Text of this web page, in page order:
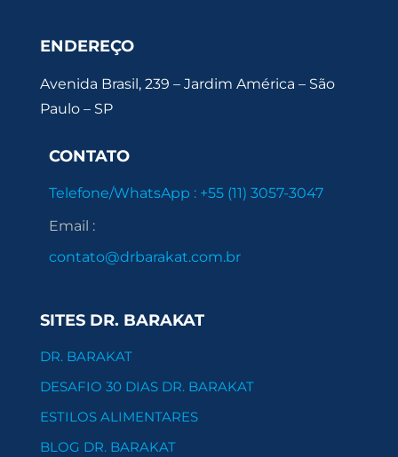
ENDEREÇO
Avenida Brasil, 239 – Jardim América – São
Paulo – SP
CONTATO
Telefone/WhatsApp : +55 (11) 3057-3047​
Email :
contato@drbarakat.com.br
SITES DR. BARAKAT
DR. BARAKAT
DESAFIO 30 DIAS DR. BARAKAT
ESTILOS ALIMENTARES
BLOG DR. BARAKAT